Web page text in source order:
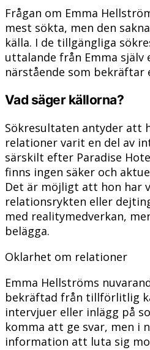
Frågan om Emma
mest sökta, men den
källa. I de tillgängliga
uttalande från Emma själv
närstående som bekräftar
Vad säger källorna?
Sökresultaten antyder att
relationer varit en del av
särskilt efter Paradise
finns ingen säker och
Det är möjligt att hon har
relationsrykten eller
med realitymedverkan,
belägga.
Oklarhet om relationer
Emma Hellströms
bekräftad från tillförlitlig
intervjuer eller inlägg på
komma att ge svar, men i
information att luta sig